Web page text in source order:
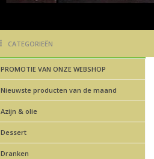
CATEGORIEËN
PROMOTIE VAN ONZE WEBSHOP
Nieuwste producten van de maand
Azijn & olie
Dessert
Dranken